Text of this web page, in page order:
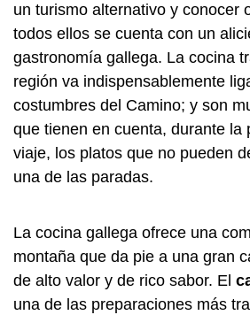
un turismo alternativo y conocer
todos ellos se cuenta con un
gastronomía gallega. La cocina
región va indispensablemente
costumbres del Camino; y son
que tienen en cuenta, durante la
viaje, los platos que no pueden
una de las paradas.
La cocina gallega ofrece una
montaña que da pie a una gran
de alto valor y de rico sabor. El
una de las preparaciones más